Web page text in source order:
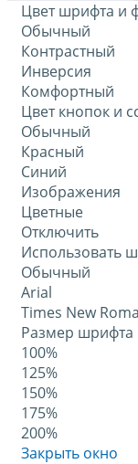
Цвет шрифта и
Обычный
Контрастный
Инверсия
Комфортный
Цвет кнопок и
Обычный
Красный
Синий
Изображения
Цветные
Отключить
Использовать
Обычный
Arial
Times New
Размер шрифта
100%
125%
150%
175%
200%
Закрыть окно